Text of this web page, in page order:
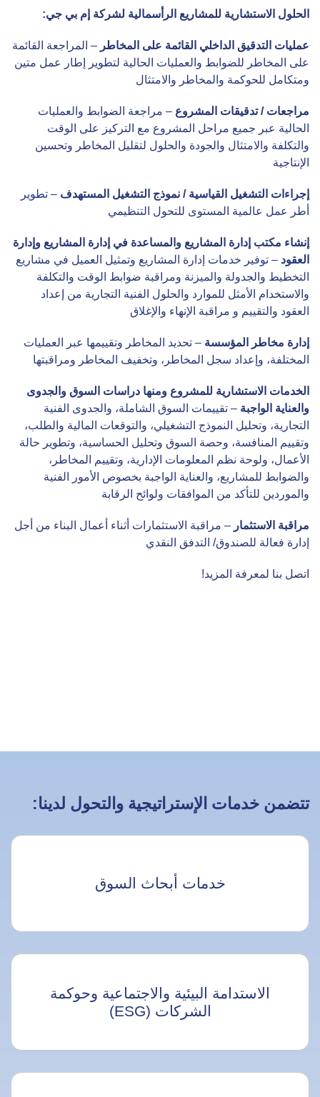
الحلول الاستشارية للمشاريع الرأسمالية لشركة إم بي جي:
عمليات التدقيق الداخلي القائمة على المخاطر – المراجعة القائمة
على المخاطر للضوابط والعمليات الحالية لتطوير إطار عمل متين
ومتكامل للحوكمة والمخاطر والامتثال
مراجعات / تدقيقات المشروع – مراجعة الضوابط والعمليات
الحالية عبر جميع مراحل المشروع مع التركيز على الوقت
والتكلفة والامتثال والجودة والحلول لتقليل المخاطر وتحسين
الإنتاجية
إجراءات التشغيل القياسية / نموذج التشغيل المستهدف – تطوير
أطر عمل عالمية المستوى للتحول التنظيمي
إنشاء مكتب إدارة المشاريع والمساعدة في إدارة المشاريع وإدارة
العقود – توفير خدمات إدارة المشاريع وتمثيل العميل في مشاريع
التخطيط والجدولة والميزنة ومراقبة ضوابط الوقت والتكلفة
والاستخدام الأمثل للموارد والحلول الفنية التجارية من إعداد
العقود والتقييم و مراقبة الإنهاء والإغلاق
إدارة مخاطر المؤسسة – تحديد المخاطر وتقييمها عبر العمليات
المختلفة، وإعداد سجل المخاطر، وتخفيف المخاطر ومراقبتها
الخدمات الاستشارية للمشروع ومنها دراسات السوق والجدوى
والعناية الواجبة – تقييمات السوق الشاملة، والجدوى الفنية
التجارية، وتحليل النموذج التشغيلي، والتوقعات المالية والطلب،
وتقييم المنافسة، وحصة السوق وتحليل الحساسية، وتطوير حالة
الأعمال، ولوحة نظم المعلومات الإدارية، وتقييم المخاطر،
والضوابط للمشاريع، والعناية الواجبة بخصوص الأمور الفنية
والموردين للتأكد من الموافقات ولوائح الرقابة
مراقبة الاستثمار – مراقبة الاستثمارات أثناء أعمال البناء من أجل
إدارة فعالة للصندوق/ التدفق النقدي
اتصل بنا لمعرفة المزيد!
تتضمن خدمات الإستراتيجية والتحول لدينا:
خدمات أبحاث السوق
الاستدامة البيئية والاجتماعية وحوكمة
الشركات (ESG)